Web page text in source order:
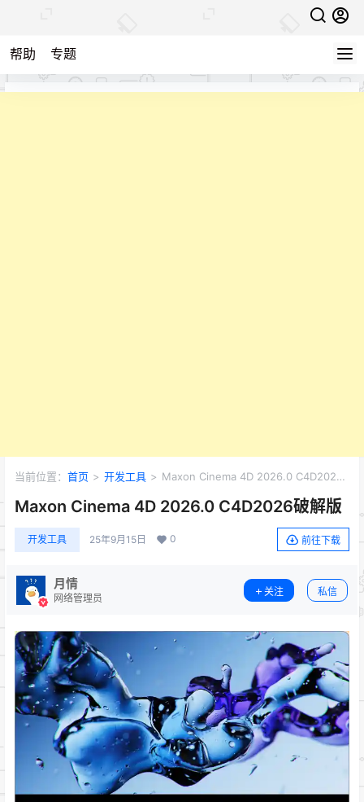
帮助 专题
当前位置： 首页 > 开发工具 > Maxon Cinema 4D 2026.0 C4D2026
Maxon Cinema 4D 2026.0 C4D2026破解版
开发工具 25年9月15日 0 前往下载
月情
网络管理员
关注 私信